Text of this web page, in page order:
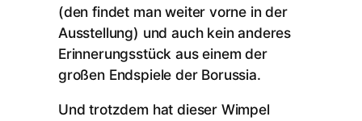
(den findet man weiter vorne in der
Ausstellung) und auch kein anderes
Erinnerungsstück aus einem der
großen Endspiele der Borussia.
Und trotzdem hat dieser Wimpel